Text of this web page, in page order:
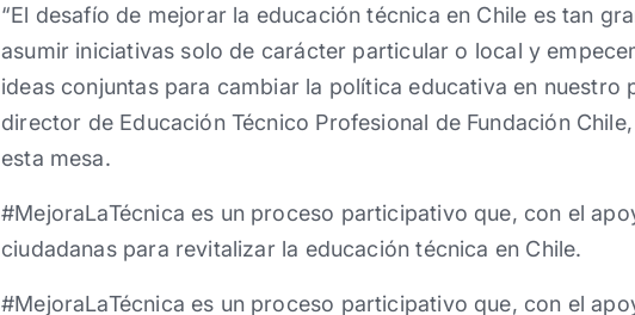
“El desafío de mejorar la educación técnica en Chile es tan
asumir iniciativas solo de carácter particular o local y
ideas conjuntas para cambiar la política educativa en nuestro
director de Educación Técnico Profesional de Fundación
esta mesa.
#MejoraLaTécnica es un proceso participativo que, con el
ciudadanas para revitalizar la educación técnica en Chile.
#MejoraLaTécnica es un proceso participativo que, con el